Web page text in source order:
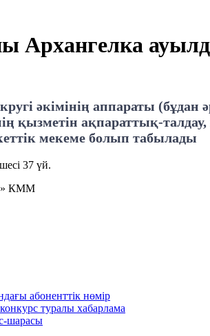
әкімінің аппараты (бұдан
қызметін ақпараттық-
мекеме болып табылады
37 үй.
КММ
абоненттік нөмір
туралы хабарлама
шарасы